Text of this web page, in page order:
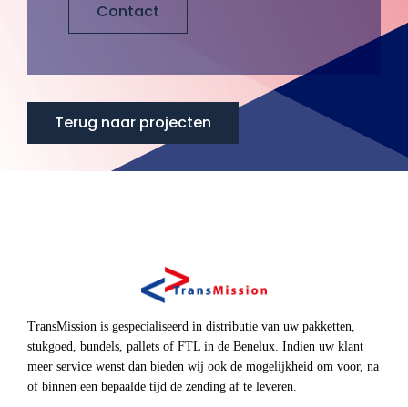
Contact
Terug naar projecten
TransMission is gespecialiseerd in distributie van uw pakketten,
stukgoed, bundels, pallets of FTL in de Benelux. Indien uw klant
meer service wenst dan bieden wij ook de mogelijkheid om voor, na
of binnen een bepaalde tijd de zending af te leveren.